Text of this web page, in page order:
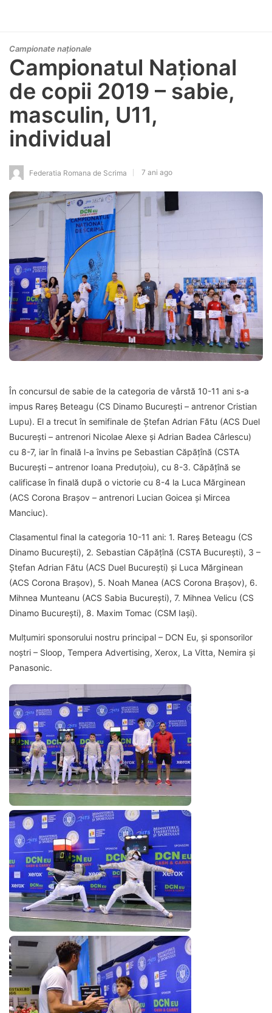
Campionate naționale
Campionatul Național
de copii 2019 – sabie,
masculin, U11,
individual
Federatia Romana de Scrima 7 ani ago
În concursul de sabie de la categoria de vârstă 10-11 ani s-a
impus Rareș Beteagu (CS Dinamo București – antrenor Cristian
Lupu). El a trecut în semifinale de Ștefan Adrian Fătu (ACS Duel
București – antrenori Nicolae Alexe și Adrian Badea Cârlescu)
cu 8-7, iar în finală l-a învins pe Sebastian Căpățînă (CSTA
București – antrenor Ioana Preduțoiu), cu 8-3. Căpățînă se
calificase în finală după o victorie cu 8-4 la Luca Mărginean
(ACS Corona Brașov – antrenori Lucian Goicea și Mircea
Manciuc).
Clasamentul final la categoria 10-11 ani: 1. Rareș Beteagu (CS
Dinamo București), 2. Sebastian Căpățînă (CSTA București), 3 –
Ștefan Adrian Fătu (ACS Duel București) și Luca Mărginean
(ACS Corona Brașov), 5. Noah Manea (ACS Corona Brașov), 6.
Mihnea Munteanu (ACS Sabia București), 7. Mihnea Velicu (CS
Dinamo București), 8. Maxim Tomac (CSM Iași).
Mulțumiri sponsorului nostru principal – DCN Eu, și sponsorilor
noștri – Sloop, Tempera Advertising, Xerox, La Vitta, Nemira și
Panasonic.